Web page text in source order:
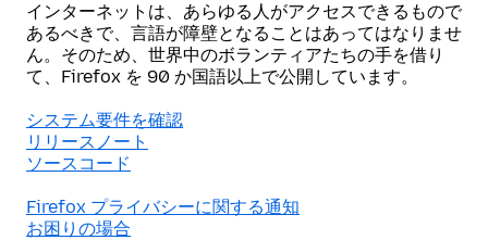
インターネットは、あらゆる人がアクセスできるもので
あるべきで、言語が障壁となることはあってはなりませ
ん。そのため、世界中のボランティアたちの手を借り
て、Firefox を 90 か国語以上で公開しています。
システム要件を確認
リリースノート
ソースコード
Firefox プライバシーに関する通知
お困りの場合